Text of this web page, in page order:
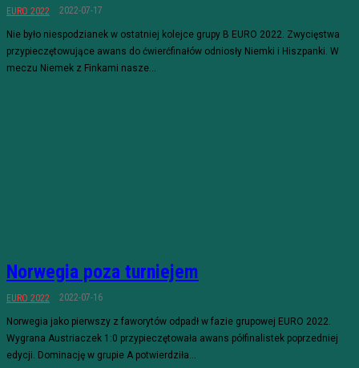
EURO 2022 2022-07-17
Nie było niespodzianek w ostatniej kolejce grupy B EURO 2022. Zwycięstwa
przypieczętowujące awans do ćwierćfinałów odniosły Niemki i Hiszpanki. W
meczu Niemek z Finkami nasze...
Norwegia poza turniejem
EURO 2022 2022-07-16
Norwegia jako pierwszy z faworytów odpadł w fazie grupowej EURO 2022.
Wygrana Austriaczek 1:0 przypieczętowała awans półfinalistek poprzedniej
edycji. Dominację w grupie A potwierdziła...